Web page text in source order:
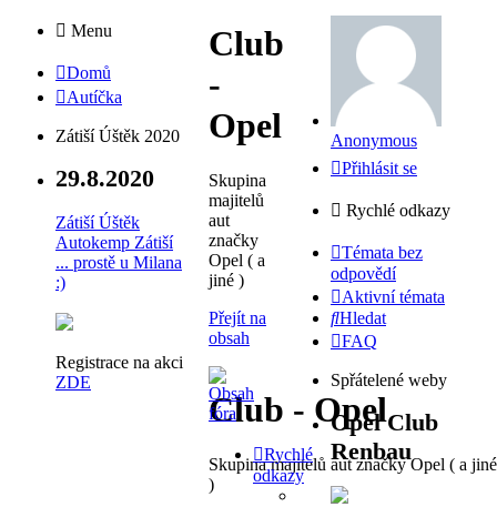
Menu
Domů
Autíčka
Zátiší Úštěk 2020
29.8.2020
Zátiší Úštěk
Autokemp Zátiší
... prostě u Milana
:)
Registrace na akci
ZDE
Club
-
Opel
Skupina
majitelů
aut
značky
Opel ( a
jiné )
Přejít na
obsah
Club - Opel
Skupina majitelů aut značky Opel ( a jiné
)
Rychlé
odkazy
Anonymous
Přihlásit se
Rychlé odkazy
Témata bez
odpovědí
Aktivní témata
Hledat
FAQ
Spřátelené weby
Opel Club
Renbau